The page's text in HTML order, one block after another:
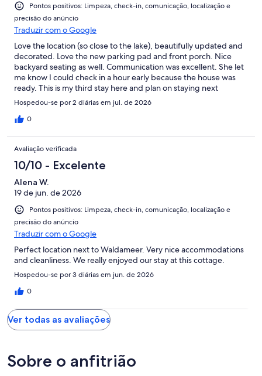
Pontos positivos: Limpeza, check-in, comunicação, localização e
precisão do anúncio
Traduzir com o Google
Love the location (so close to the lake), beautifully updated and
decorated. Love the new parking pad and front porch. Nice
backyard seating as well. Communication was excellent. She let
me know I could check in a hour early because the house was
ready. This is my third stay here and plan on staying next
summer as well. That says it all :)
Hospedou-se por 2 diárias em jul. de 2026
0
Avaliação verificada
10/10 - Excelente
Alena W.
19 de jun. de 2026
Pontos positivos: Limpeza, check-in, comunicação, localização e
precisão do anúncio
Traduzir com o Google
Perfect location next to Waldameer. Very nice accommodations
and cleanliness. We really enjoyed our stay at this cottage.
Hospedou-se por 3 diárias em jun. de 2026
0
Ver todas as avaliações
Sobre o anfitrião